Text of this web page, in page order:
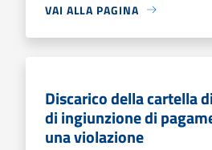
VAI ALLA PAGINA
Discarico della cartella
di ingiunzione di
una violazione